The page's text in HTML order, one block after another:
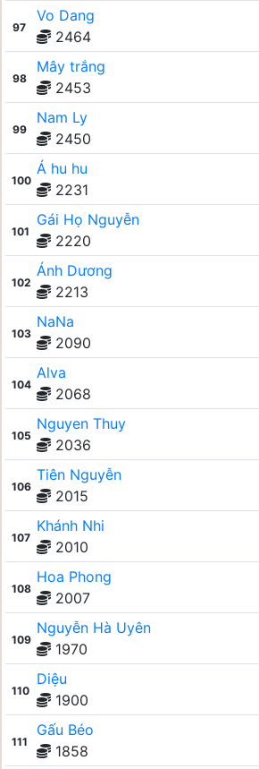
97
Vo Dang
2464
98
Mây trắng
2453
99
Nam Ly
2450
100
Á hu hu
2231
101
Gái Họ Nguyễn
2220
102
Ánh Dương
2213
103
NaNa
2090
104
Alva
2068
105
Nguyen Thuy
2036
106
Tiên Nguyễn
2015
107
Khánh Nhi
2010
108
Hoa Phong
2007
109
Nguyễn Hà Uyên
1970
110
Diệu
1900
111
Gấu Béo
1858